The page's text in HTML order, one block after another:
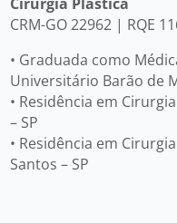
CRM-GO 22962 | RQE
• Graduada como
Universitário Barão de
• Residência em
– SP
• Residência em
Santos – SP